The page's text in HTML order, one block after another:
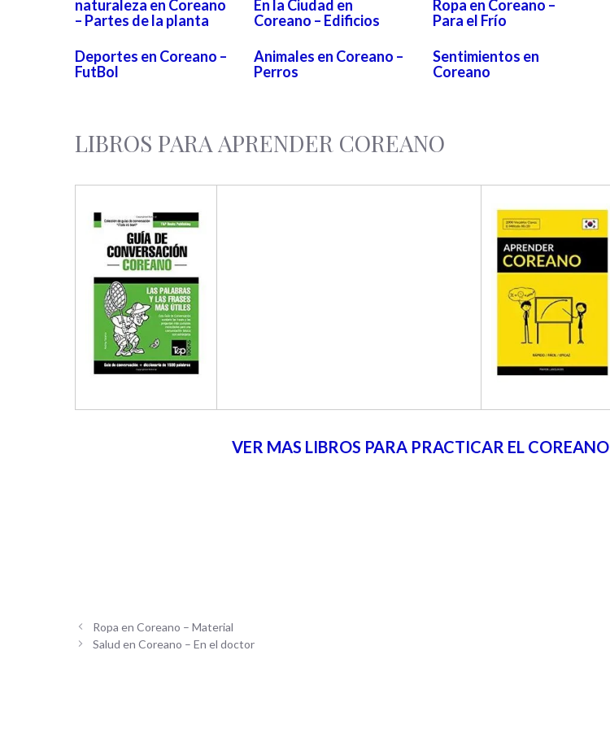
naturaleza en Coreano
– Partes de la planta
En la Ciudad en
Coreano – Edificios
Ropa en Coreano –
Para el Frío
Deportes en Coreano –
FutBol
Animales en Coreano –
Perros
Sentimientos en
Coreano
LIBROS PARA APRENDER COREANO
VER MAS LIBROS PARA PRACTICAR EL COREANO
Ropa en Coreano – Material
Salud en Coreano – En el doctor